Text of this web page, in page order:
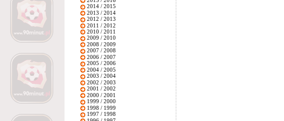
2014 / 2015
2013 / 2014
2012 / 2013
2011 / 2012
2010 / 2011
2009 / 2010
2008 / 2009
2007 / 2008
2006 / 2007
2005 / 2006
2004 / 2005
2003 / 2004
2002 / 2003
2001 / 2002
2000 / 2001
1999 / 2000
1998 / 1999
1997 / 1998